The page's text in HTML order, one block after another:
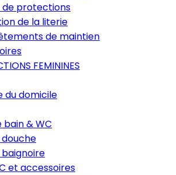
de protections
de la literie
de maintien
FEMININES
du domicile
bain & WC
douche
baignoire
et accessoires